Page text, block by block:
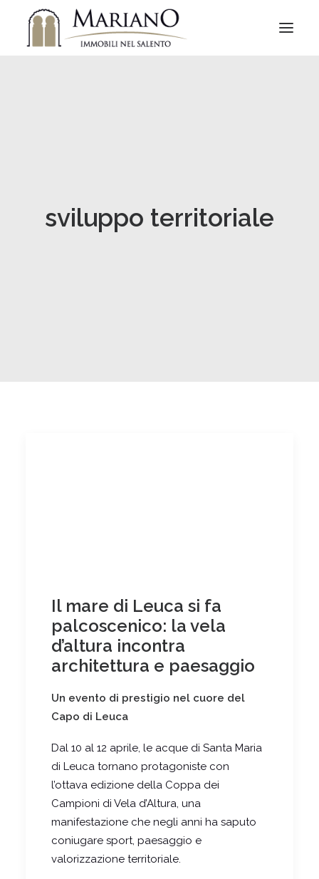
sviluppo territoriale
Il mare di Leuca si fa
palcoscenico: la vela
d’altura incontra
architettura e paesaggio
Un evento di prestigio nel cuore del
Capo di Leuca
Dal 10 al 12 aprile, le acque di Santa Maria
di Leuca tornano protagoniste con
l’ottava edizione della Coppa dei
Campioni di Vela d’Altura, una
manifestazione che negli anni ha saputo
coniugare sport, paesaggio e
valorizzazione territoriale.